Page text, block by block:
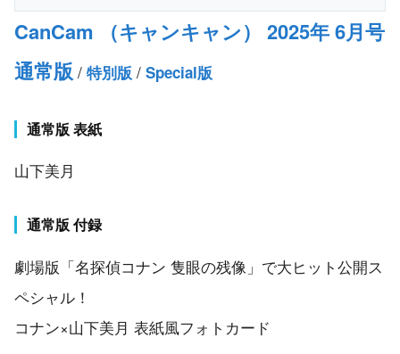
CanCam （キャンキャン） 2025年 6月号
通常版 / 特別版 / Special版
通常版 表紙
山下美月
通常版 付録
劇場版「名探偵コナン 隻眼の残像」で大ヒット公開ス
ペシャル！
コナン×山下美月 表紙風フォトカード